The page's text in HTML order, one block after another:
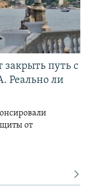
закрыть путь с
Реально ли
от